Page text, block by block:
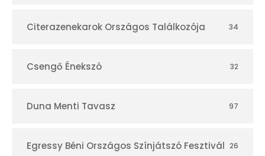
r
Citerazenekarok Országos Találkozója 34
Csengő Énekszó 32
Duna Menti Tavasz 97
Egressy Béni Országos Színjátszó Fesztivál 26